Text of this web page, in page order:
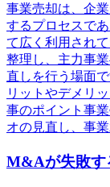
事業売却は、企
するプロセスで
て広く利用され
整理し、主力事
直しを行う場面
リットやデメリ
事のポイント事
オの見直し、事
M&Aが失敗す